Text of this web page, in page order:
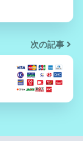
次の記事